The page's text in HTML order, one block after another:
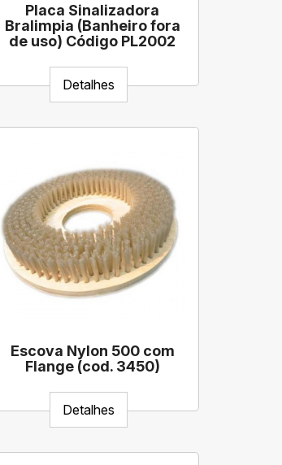
Placa Sinalizadora
Bralimpia (Banheiro fora
de uso) Código PL2002
Detalhes
Escova Nylon 500 com
Flange (cod. 3450)
Detalhes